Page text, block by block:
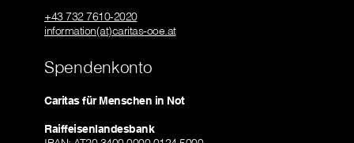
+43 732 7610-2020
information(at)caritas-ooe.at
Spendenkonto
Caritas für Menschen in Not
Raiffeisenlandesbank